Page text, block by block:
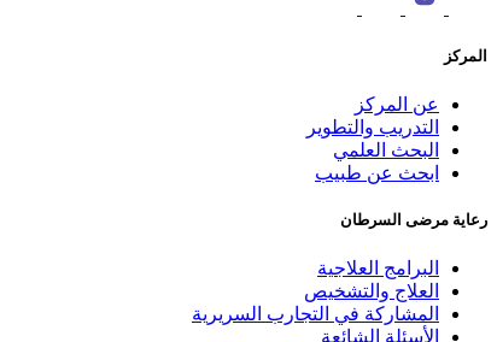
المركز
عن المركز
التدريب والتطوير
البحث العلمي
ابحث عن طبيب
رعاية مرضى السرطان
البرامج العلاجية
العلاج والتشخيص
المشاركة في التجارب السريرية
الأسئلة الشائعة